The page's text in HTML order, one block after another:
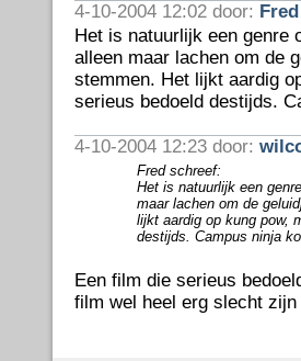
4-10-2004 12:02 door: Fred
Het is natuurlijk een genre
alleen maar lachen om de
stemmen. Het lijkt aardig
serieus bedoeld destijds.
4-10-2004 12:23 door:
Fred schreef:
Het is natuurlijk een
maar lachen om de
lijkt aardig op kung pow,
destijds. Campus ninja
Een film die serieus
film wel heel erg slecht zijn